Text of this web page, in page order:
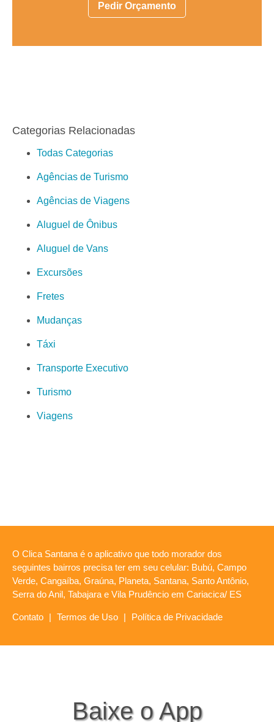
Pedir Orçamento
Categorias Relacionadas
Todas Categorias
Agências de Turismo
Agências de Viagens
Aluguel de Ônibus
Aluguel de Vans
Excursões
Fretes
Mudanças
Táxi
Transporte Executivo
Turismo
Viagens
O Clica Santana é o aplicativo que todo morador dos
seguintes bairros precisa ter em seu celular: Bubú, Campo
Verde, Cangaíba, Graúna, Planeta, Santana, Santo Antônio,
Serra do Anil, Tabajara e Vila Prudêncio em Cariacica/ ES
Contato | Termos de Uso | Política de Privacidade
Baixe o App